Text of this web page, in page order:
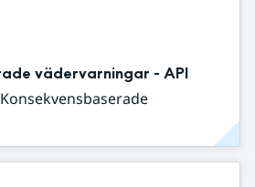
vädervarningar - API